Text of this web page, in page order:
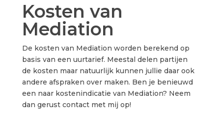
Kosten van
Mediation
De kosten van Mediation worden berekend op
basis van een uurtarief. Meestal delen partijen
de kosten maar natuurlijk kunnen jullie daar ook
andere afspraken over maken. Ben je benieuwd
een naar kostenindicatie van Mediation? Neem
dan gerust contact met mij op!